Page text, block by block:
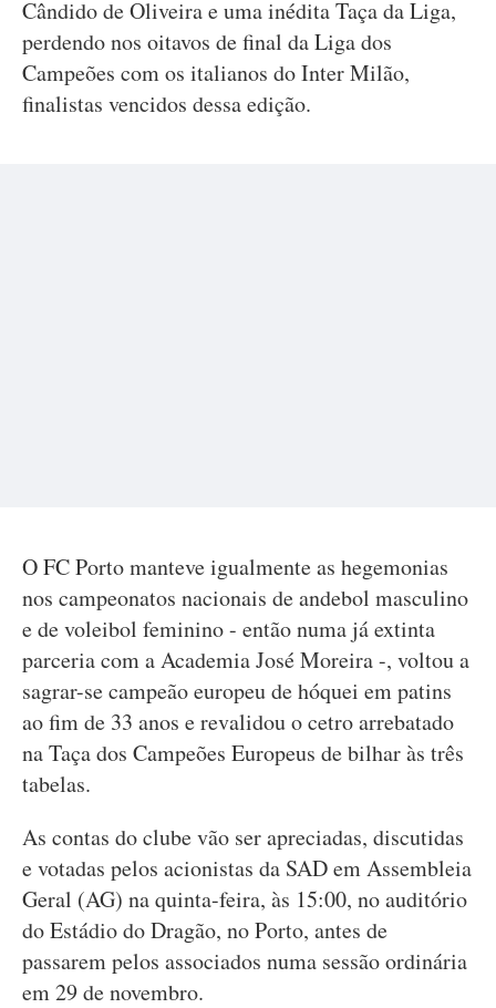
Cândido de Oliveira e uma inédita Taça da Liga,
perdendo nos oitavos de final da Liga dos
Campeões com os italianos do Inter Milão,
finalistas vencidos dessa edição.
O FC Porto manteve igualmente as hegemonias
nos campeonatos nacionais de andebol masculino
e de voleibol feminino - então numa já extinta
parceria com a Academia José Moreira -, voltou a
sagrar-se campeão europeu de hóquei em patins
ao fim de 33 anos e revalidou o cetro arrebatado
na Taça dos Campeões Europeus de bilhar às três
tabelas.
As contas do clube vão ser apreciadas, discutidas
e votadas pelos acionistas da SAD em Assembleia
Geral (AG) na quinta-feira, às 15:00, no auditório
do Estádio do Dragão, no Porto, antes de
passarem pelos associados numa sessão ordinária
em 29 de novembro.